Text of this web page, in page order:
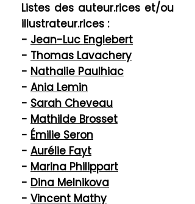
Listes des auteur.rices et/ou
illustrateur.rices :
- Jean-Luc Englebert
- Thomas Lavachery
- Nathalie Paulhiac
- Ania Lemin
- Sarah Cheveau
- Mathilde Brosset
- Émilie Seron
- Aurélie Fayt
- Marina Philippart​
- Dina Melnikova
- Vincent Mathy